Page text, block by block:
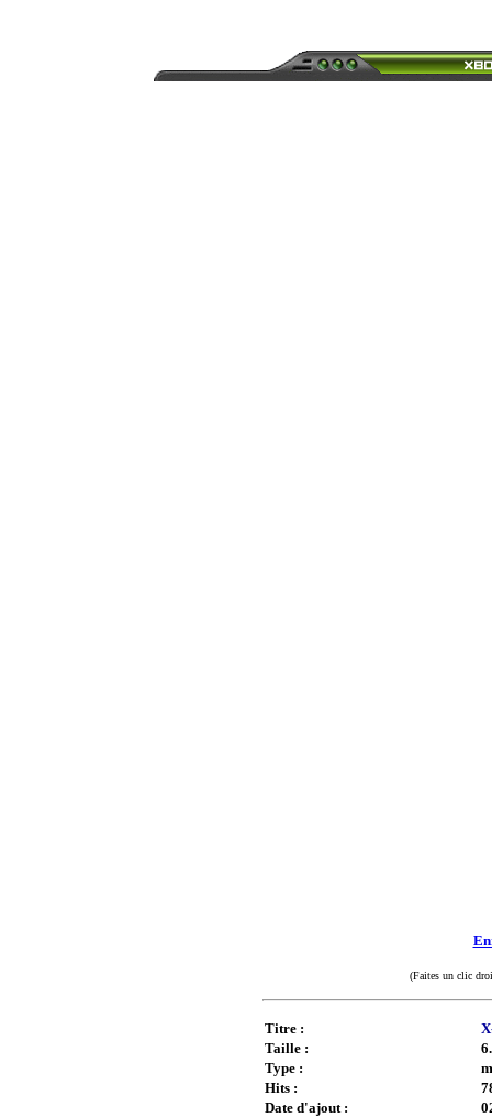
(Faites un clic
Titre :
Taille :
Type :
Hits :
Date d'ajout :